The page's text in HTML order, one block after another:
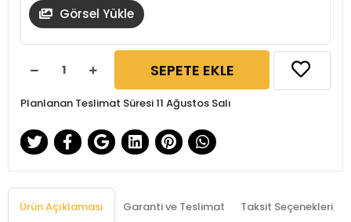
Görsel Yükle
SEPETE EKLE
Planlanan Teslimat Süresi 11 Ağustos Salı
Ürün Açıklaması Garanti ve Teslimat Taksit Seçenekleri